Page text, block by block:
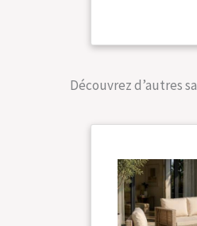
Découvrez d’autres